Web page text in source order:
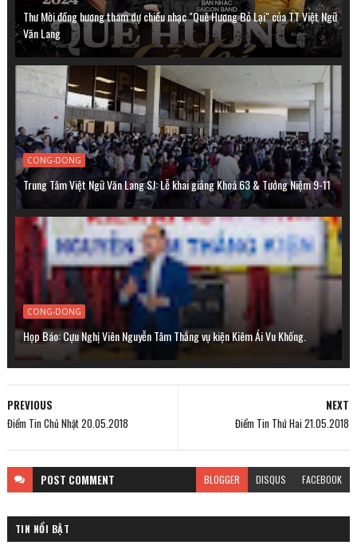
Thư Mời đồng hương tham dự chiều nhạc "Quê Hương Bỏ Lại" của TT Việt Ngữ
Văn Lang
CONG-DONG
Trung Tâm Việt Ngữ Văn Lang SJ: Lễ khai giảng Khoá 63 & Tưởng Niệm 9-11
CONG-DONG
Họp Báo: Cựu Nghị Viên Nguyễn Tâm Thắng vụ kiện Kiêm Ái Vu Khống.
NEXT
Điểm Tin Thứ Hai 21.05.2018
PREVIOUS
Điểm Tin Chủ Nhật 20.05.2018
POST COMMENT BLOGGER DISQUS FACEBOOK
TIN NỔI BẬT